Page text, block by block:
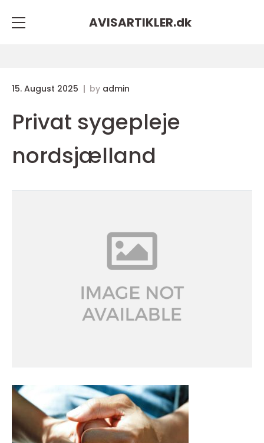
AVISARTIKLER.dk
15. August 2025 by admin
Privat sygepleje
nordsjælland